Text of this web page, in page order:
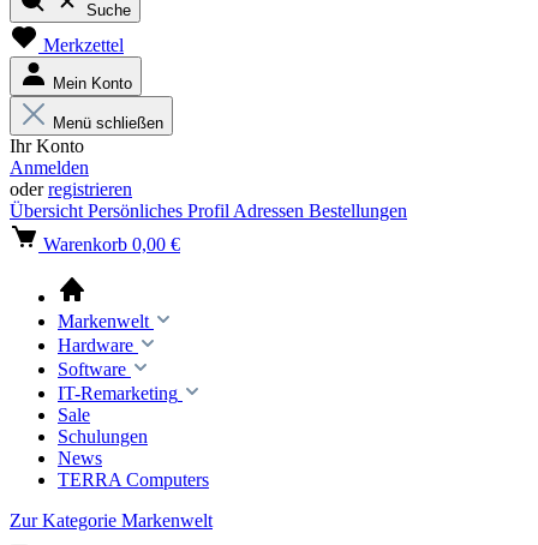
Suche
Merkzettel
Mein Konto
Menü schließen
Ihr Konto
Anmelden
oderregistrieren
Übersicht Persönliches Profil Adressen Bestellungen
Warenkorb 0,00 €
Markenwelt
Hardware
Software
IT-Remarketing
Sale
Schulungen
News
TERRA Computers
Zur Kategorie Markenwelt